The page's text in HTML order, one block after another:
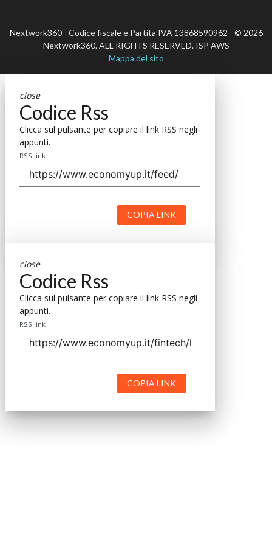
Nextwork360 - Codice fiscale e Partita IVA 13868590962 - © 2026
Nextwork360. ALL RIGHTS RESERVED. ISP AWS
Mappa del sito
close
Codice Rss
Clicca sul pulsante per copiare il link RSS negli
appunti.
RSS link
COPIA LINK
close
Codice Rss
Clicca sul pulsante per copiare il link RSS negli
appunti.
RSS link
COPIA LINK